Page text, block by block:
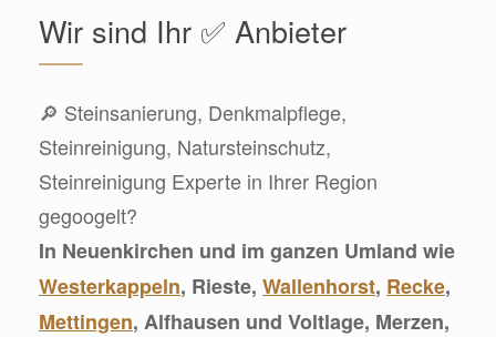
Wir sind Ihr ✅ Anbieter
🔎 Steinsanierung, Denkmalpflege,
Steinreinigung, Natursteinschutz,
Steinreinigung Experte in Ihrer Region
gegoogelt?
In Neuenkirchen und im ganzen Umland wie
Westerkappeln, Rieste, Wallenhorst, Recke,
Mettingen, Alfhausen und Voltlage, Merzen,